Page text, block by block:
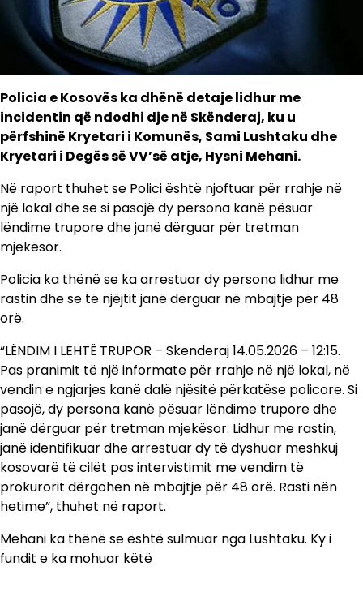
Policia e Kosovës ka dhënë detaje lidhur me
incidentin që ndodhi dje në Skënderaj, ku u
përfshinë Kryetari i Komunës, Sami Lushtaku dhe
Kryetari i Degës së VV’së atje, Hysni Mehani.
Në raport thuhet se Polici është njoftuar për rrahje në
një lokal dhe se si pasojë dy persona kanë pësuar
lëndime trupore dhe janë dërguar për tretman
mjekësor.
Policia ka thënë se ka arrestuar dy persona lidhur me
rastin dhe se të njëjtit janë dërguar në mbajtje për 48
orë.
“LËNDIM I LEHTË TRUPOR – Skenderaj 14.05.2026 – 12:15.
Pas pranimit të një informate për rrahje në një lokal, në
vendin e ngjarjes kanë dalë njësitë përkatëse policore. Si
pasojë, dy persona kanë pësuar lëndime trupore dhe
janë dërguar për tretman mjekësor. Lidhur me rastin,
janë identifikuar dhe arrestuar dy të dyshuar meshkuj
kosovarë të cilët pas intervistimit me vendim të
prokurorit dërgohen në mbajtje për 48 orë. Rasti nën
hetime”, thuhet në raport.
Mehani ka thënë se është sulmuar nga Lushtaku. Ky i
fundit e ka mohuar këtë